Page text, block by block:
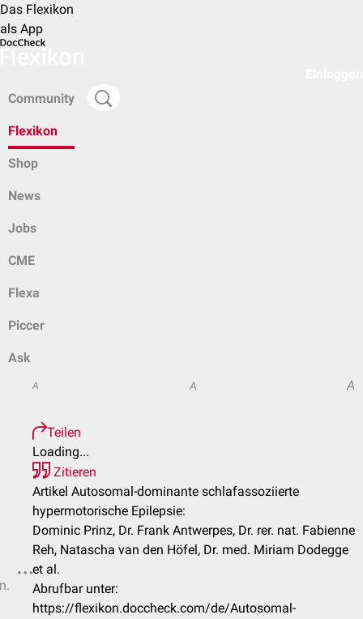
Das Flexikon
als App
Community
Flexikon
Shop
News
Jobs
CME
Flexa
Piccer
Ask
A A A
Teilen
Loading...
Zitieren
Artikel Autosomal-dominante schlafassoziierte
hypermotorische Epilepsie:
Dominic Prinz, Dr. Frank Antwerpes, Dr. rer. nat. Fabienne
Reh, Natascha van den Höfel, Dr. med. Miriam Dodegge
et al.
Abrufbar unter:
https://flexikon.doccheck.com/de/Autosomal-